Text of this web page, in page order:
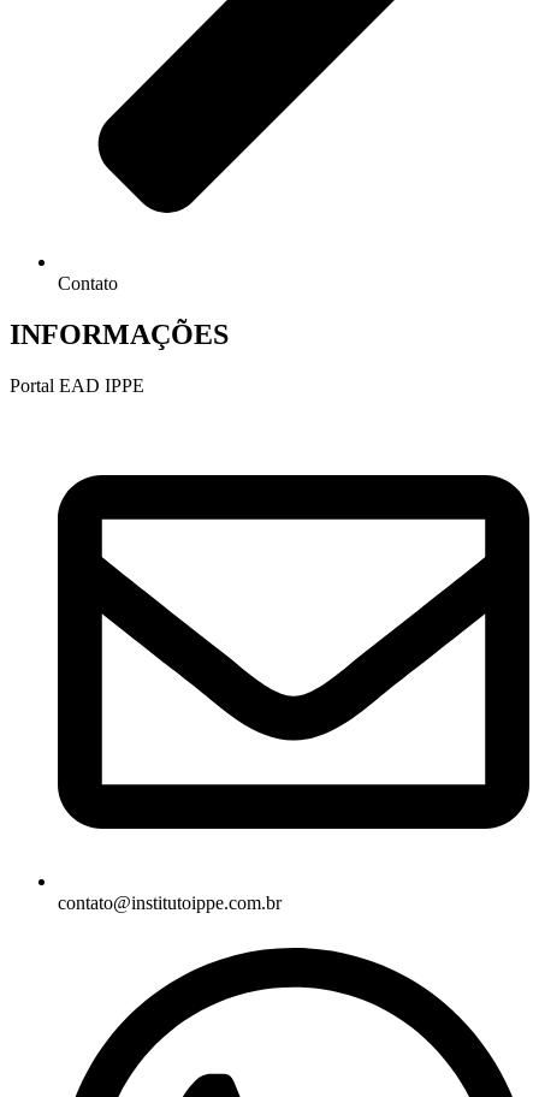
Contato
INFORMAÇÕES
Portal EAD IPPE
contato@institutoippe.com.br